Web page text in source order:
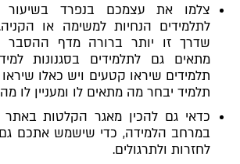
צלמו את עצמכם בנפרד בשיעור
לתלמידים הנחיות למשימה או
שדרך זו יותר ברורה מדף
מתאים גם לתלמידים בסגנונות
תלמידים שיראו קטעים ויש כאלו
תלמיד יבחר מה מתאים לו ומעניין לו
כדאי גם להכין מאגר הקלטות
במרחב הלמידה, כדי שישמש אתכם
לחזרות ולתרגולים.